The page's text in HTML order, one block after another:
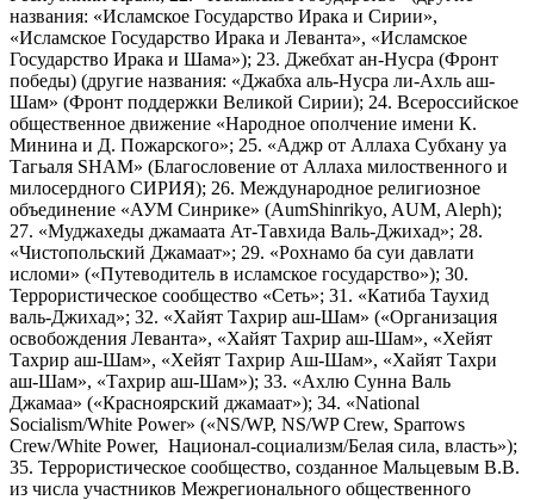
названия: «Исламское Государство Ирака и Сирии»,
«Исламское Государство Ирака и Леванта», «Исламское
Государство Ирака и Шама»); 23. Джебхат ан-Нусра (Фронт
победы) (другие названия: «Джабха аль-Нусра ли-Ахль аш-
Шам» (Фронт поддержки Великой Сирии); 24. Всероссийское
общественное движение «Народное ополчение имени К.
Минина и Д. Пожарского»; 25. «Аджр от Аллаха Субхану уа
Тагьаля SHAM» (Благословение от Аллаха милоственного и
милосердного СИРИЯ); 26. Международное религиозное
объединение «АУМ Синрике» (AumShinrikyo, AUM, Aleph);
27. «Муджахеды джамаата Ат-Тавхида Валь-Джихад»; 28.
«Чистопольский Джамаат»; 29. «Рохнамо ба суи давлати
исломи» («Путеводитель в исламское государство»); 30.
Террористическое сообщество «Сеть»; 31. «Катиба Таухид
валь-Джихад»; 32. «Хайят Тахрир аш-Шам» («Организация
освобождения Леванта», «Хайят Тахрир аш-Шам», «Хейят
Тахрир аш-Шам», «Хейят Тахрир Аш-Шам», «Хайят Тахри
аш-Шам», «Тахрир аш-Шам»); 33. «Ахлю Сунна Валь
Джамаа» («Красноярский джамаат»); 34. «National
Socialism/White Power» («NS/WP, NS/WP Crew, Sparrows
Crew/White Power, Национал-социализм/Белая сила, власть»);
35. Террористическое сообщество, созданное Мальцевым В.В.
из числа участников Межрегионального общественного